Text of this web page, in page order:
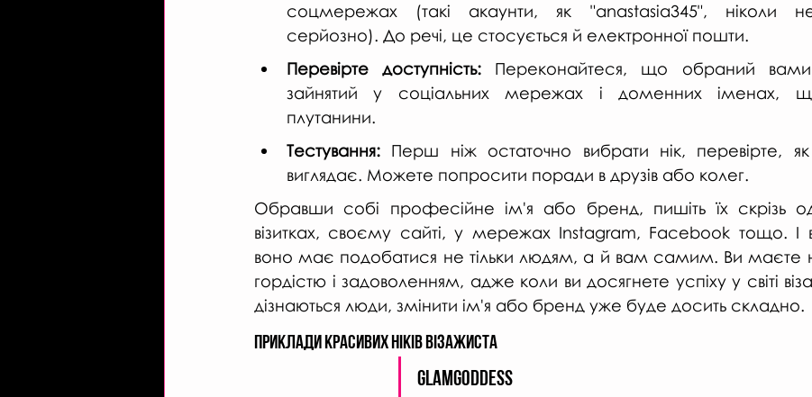
соцмережах (такі акаунти, як "anastasia345", ніколи
серйозно). До речі, це стосується й електронної пошти.
Перевірте доступність: Переконайтеся, що обраний
зайнятий у соціальних мережах і доменних іменах,
плутанини.
Тестування: Перш ніж остаточно вибрати нік, перевірте, як
виглядає. Можете попросити поради в друзів або колег.
Обравши собі професійне ім'я або бренд, пишіть їх скрізь
візитках, своєму сайті, у мережах Instagram, Facebook тощо. І
воно має подобатися не тільки людям, а й вам самим. Ви маєте
гордістю і задоволенням, адже коли ви досягнете успіху у світі
дізнаються люди, змінити ім'я або бренд уже буде досить складно.
Приклади красивих ніків візажиста
GlamGoddess